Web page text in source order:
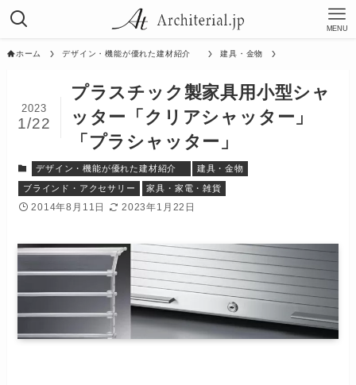
MENU
ホーム デザイン・機能が優れた建材紹介 建具・金物
プラスチック製家具用小型シャ
ッター「クリアシャッター」
「プラシャッター」
2023
1/22
デザイン・機能が優れた建材紹介 建具・金物
ブラインド・アクセサリー 家具・家電・雑貨
2014年8月11日 2023年1月22日